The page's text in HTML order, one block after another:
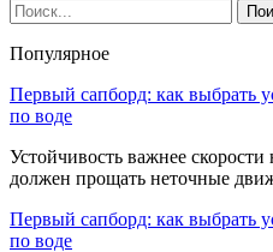
Популярное
Первый сапборд: как выбрать
по воде
Устойчивость важнее
должен прощать неточные
Первый сапборд: как выбрать
по воде